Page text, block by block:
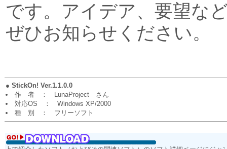
です。アイデア、要望な
ぜひお知らせください。
● StickOn! Ver.1.1.0.0
作 者 ： LunaProject さん
対応OS ： Windows XP/2000
種 別 ： フリーソフト